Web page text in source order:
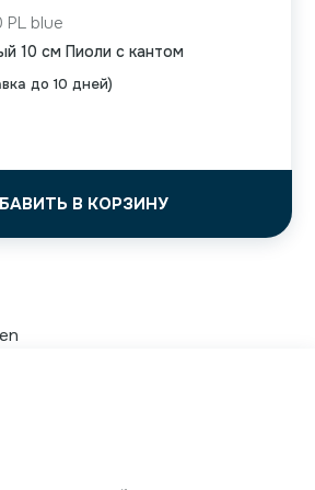
до 10 дней)
PL blue
10 см Пиоли с кантом
В КОРЗИНУ